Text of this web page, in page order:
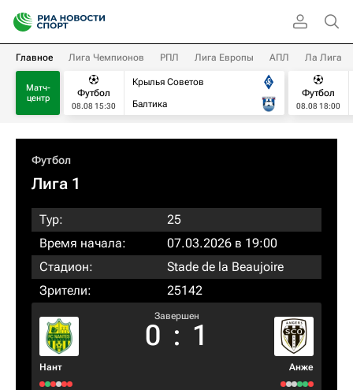
Главное Лига Чемпионов РПЛ Лига Европы АПЛ Ла Лига
Матч-
центр
Футбол
08.08 15:30
Крылья Советов
Балтика
Футбол
08.08 18:00
Футбол
Лига 1
Тур:
25
Время начала:
07.03.2026 в 19:00
Стадион:
Stade de la Beaujoire
Зрители:
25142
Нант
Завершен
0 : 1
Анже